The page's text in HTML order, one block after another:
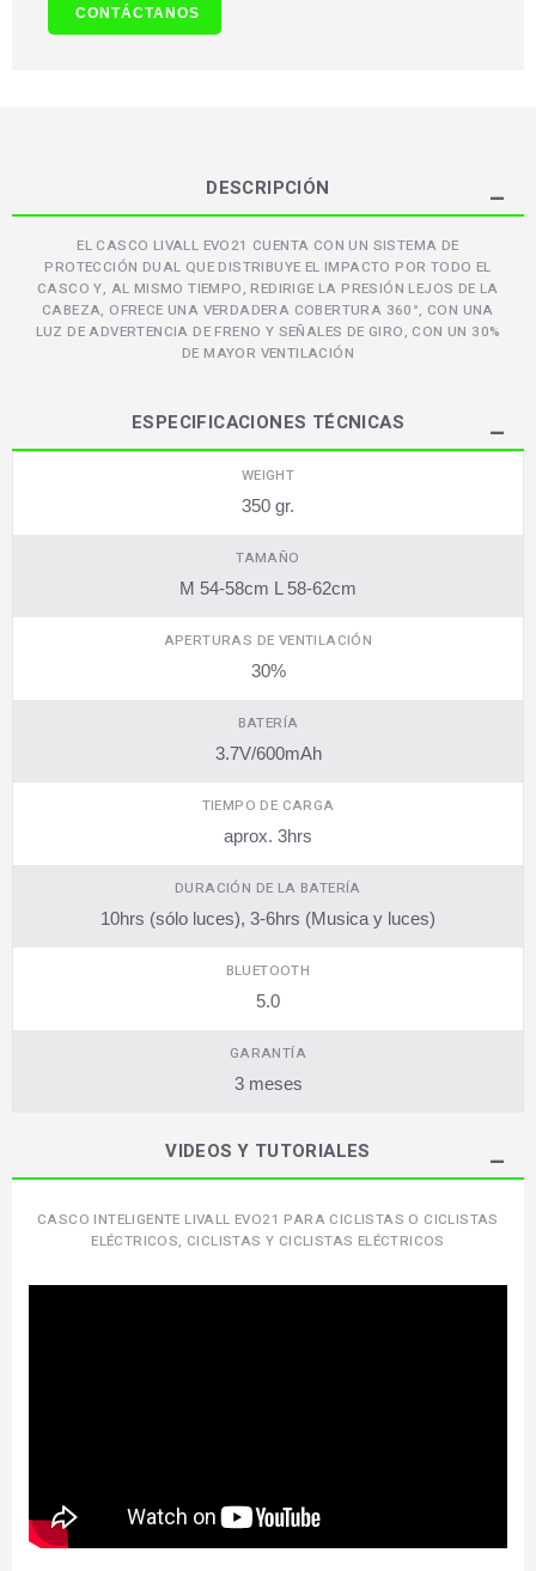
CONTÁCTANOS
DESCRIPCIÓN
EL CASCO LIVALL EVO21 CUENTA CON UN SISTEMA DE
PROTECCIÓN DUAL QUE DISTRIBUYE EL IMPACTO POR TODO EL
CASCO Y, AL MISMO TIEMPO, REDIRIGE LA PRESIÓN LEJOS DE LA
CABEZA, OFRECE UNA VERDADERA COBERTURA 360°, CON UNA
LUZ DE ADVERTENCIA DE FRENO Y SEÑALES DE GIRO, CON UN 30%
DE MAYOR VENTILACIÓN
ESPECIFICACIONES TÉCNICAS
WEIGHT
350 gr.
TAMAÑO
M 54-58cm L 58-62cm
APERTURAS DE VENTILACIÓN
30%
BATERÍA
3.7V/600mAh
TIEMPO DE CARGA
aprox. 3hrs
DURACIÓN DE LA BATERÍA
10hrs (sólo luces), 3-6hrs (Musica y luces)
BLUETOOTH
5.0
GARANTÍA
3 meses
VIDEOS Y TUTORIALES
CASCO INTELIGENTE LIVALL EVO21 PARA CICLISTAS O CICLISTAS
ELÉCTRICOS, CICLISTAS Y CICLISTAS ELÉCTRICOS